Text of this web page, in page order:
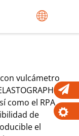
vulcámetro
de
como el RPA
de
el